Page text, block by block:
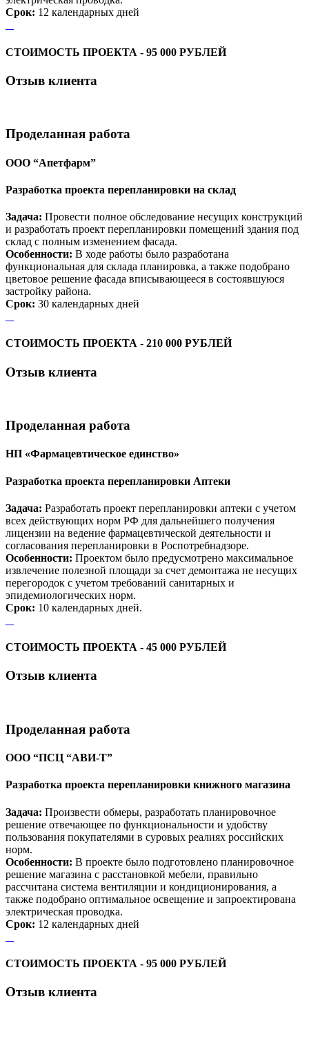
Срок: 12 календарных дней
СТОИМОСТЬ ПРОЕКТА - 95 000 РУБЛЕЙ
Отзыв клиента
Проделанная работа
ООО “Апетфарм”
Разработка проекта перепланировки на склад
Задача: Провести полное обследование несущих конструкций
и разработать проект перепланировки помещений здания под
склад с полным изменением фасада.
Особенности: В ходе работы было разработана
функциональная для склада планировка, а также подобрано
цветовое решение фасада вписывающееся в состоявшуюся
застройку района.
Срок: 30 календарных дней
СТОИМОСТЬ ПРОЕКТА - 210 000 РУБЛЕЙ
Отзыв клиента
Проделанная работа
НП «Фармацевтическое единство»
Разработка проекта перепланировки Аптеки
Задача: Разработать проект перепланировки аптеки с учетом
всех действующих норм РФ для дальнейшего получения
лицензии на ведение фармацевтической деятельности и
согласования перепланировки в Роспотребнадзоре.
Особенности: Проектом было предусмотрено максимальное
извлечение полезной площади за счет демонтажа не несущих
перегородок с учетом требований санитарных и
эпидемиологических норм.
Срок: 10 календарных дней.
СТОИМОСТЬ ПРОЕКТА - 45 000 РУБЛЕЙ
Отзыв клиента
Проделанная работа
ООО “ПСЦ “АВИ-Т”
Разработка проекта перепланировки книжного магазина
Задача: Произвести обмеры, разработать планировочное
решение отвечающее по функциональности и удобству
пользования покупателями в суровых реалиях российских
норм.
Особенности: В проекте было подготовлено планировочное
решение магазина с расстановкой мебели, правильно
рассчитана система вентиляции и кондиционирования, а
также подобрано оптимальное освещение и запроектирована
электрическая проводка.
Срок: 12 календарных дней
СТОИМОСТЬ ПРОЕКТА - 95 000 РУБЛЕЙ
Отзыв клиента